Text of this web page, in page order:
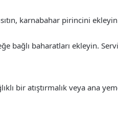
karnabahar pirincini
bağlı baharatları ekleyin.
bir atıştırmalık veya ana